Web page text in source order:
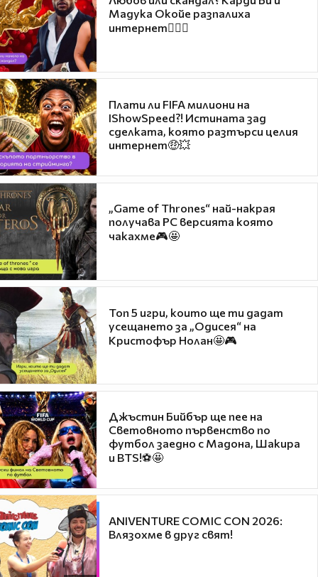
Мадука Окойе разпалиха
интернет❤️‍🔥🔥
Плати ли FIFA милиони на
IShowSpeed?! Истината зад
сделката, която разтърси целия
интернет🤑💥
„Game of Thrones“ най-накрая
получава PC версията която
чакахме🎮🤩
Топ 5 игри, които ще ти дадат
усещането за „Одисея“ на
Кристофър Нолан🤩🎮
Джъстин Бийбър ще пее на
Световното първенство по
футбол заедно с Мадона, Шакира
и BTS!⚽🤩
ANIVENTURE COMIC CON 2026:
Влязохме в друг свят!